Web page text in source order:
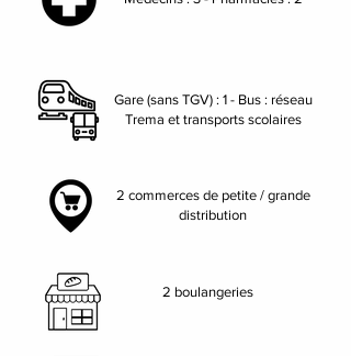
Gare (sans TGV) : 1 - Bus : réseau
Trema et transports scolaires
2 commerces de petite / grande
distribution
2 boulangeries